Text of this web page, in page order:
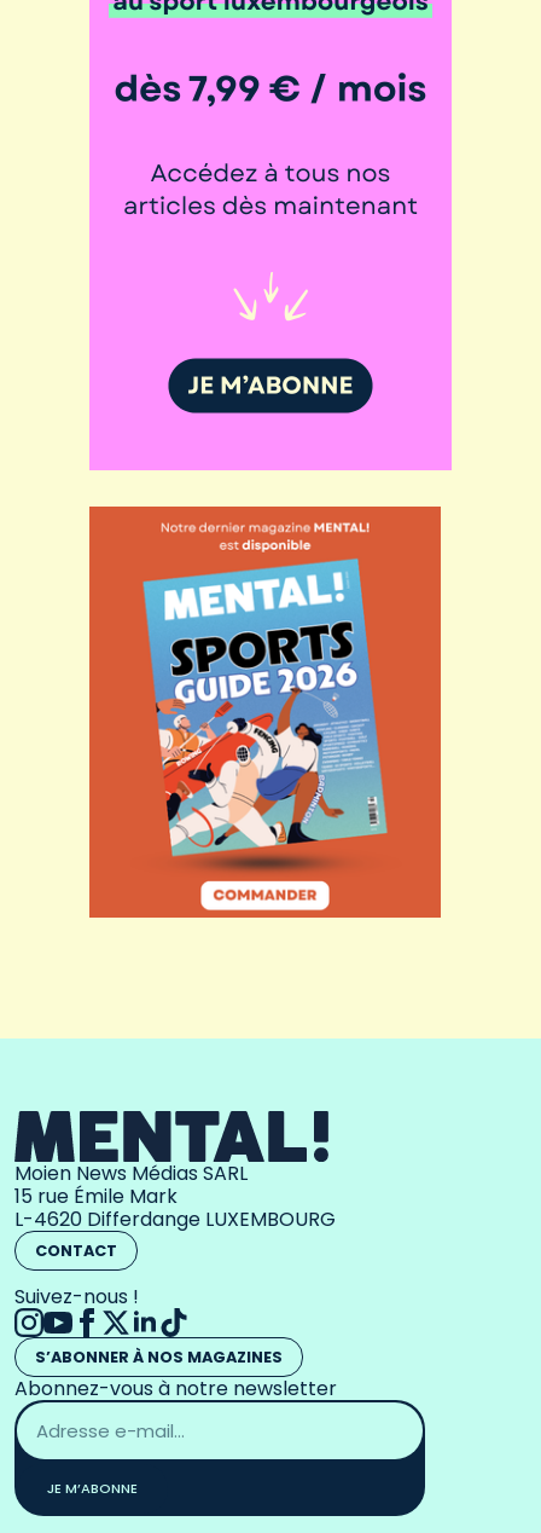
Moien News Médias SARL
15 rue Émile Mark
L-4620 Differdange LUXEMBOURG
CONTACT
Suivez-nous !
S’ABONNER À NOS MAGAZINES
Abonnez-vous à notre newsletter
Adresse
email
*
JE M’ABONNE